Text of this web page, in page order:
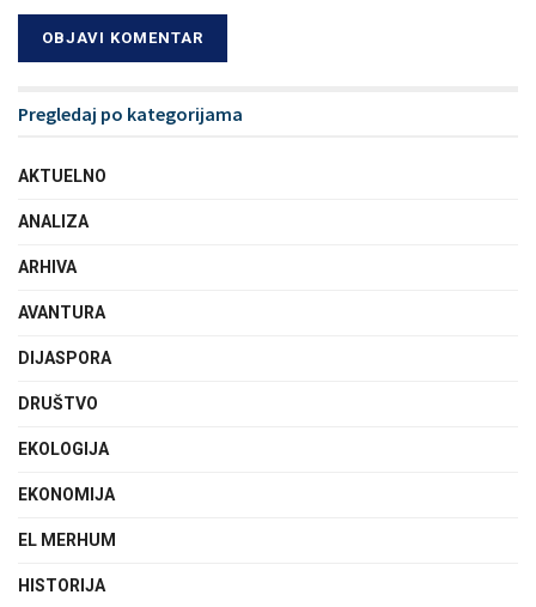
Pregledaj po kategorijama
AKTUELNO
ANALIZA
ARHIVA
AVANTURA
DIJASPORA
DRUŠTVO
EKOLOGIJA
EKONOMIJA
EL MERHUM
HISTORIJA